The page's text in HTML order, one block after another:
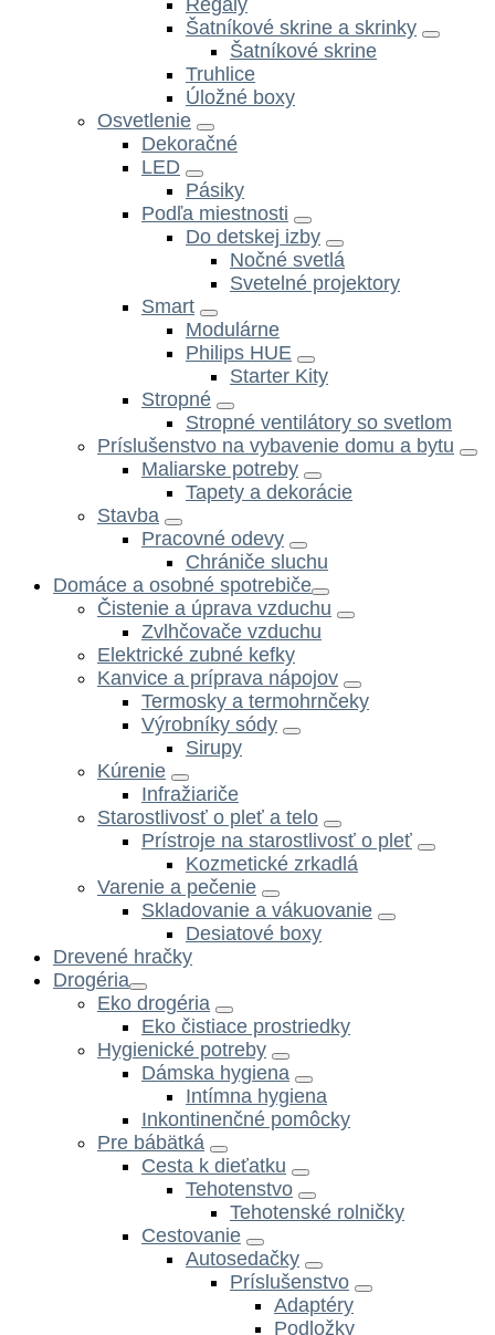
Regály
Šatníkové skrine a skrinky
Šatníkové skrine
Truhlice
Úložné boxy
Osvetlenie
Dekoračné
LED
Pásiky
Podľa miestnosti
Do detskej izby
Nočné svetlá
Svetelné projektory
Smart
Modulárne
Philips HUE
Starter Kity
Stropné
Stropné ventilátory so svetlom
Príslušenstvo na vybavenie domu a bytu
Maliarske potreby
Tapety a dekorácie
Stavba
Pracovné odevy
Chrániče sluchu
Domáce a osobné spotrebiče
Čistenie a úprava vzduchu
Zvlhčovače vzduchu
Elektrické zubné kefky
Kanvice a príprava nápojov
Termosky a termohrnčeky
Výrobníky sódy
Sirupy
Kúrenie
Infražiariče
Starostlivosť o pleť a telo
Prístroje na starostlivosť o pleť
Kozmetické zrkadlá
Varenie a pečenie
Skladovanie a vákuovanie
Desiatové boxy
Drevené hračky
Drogéria
Eko drogéria
Eko čistiace prostriedky
Hygienické potreby
Dámska hygiena
Intímna hygiena
Inkontinenčné pomôcky
Pre bábätká
Cesta k dieťatku
Tehotenstvo
Tehotenské rolničky
Cestovanie
Autosedačky
Príslušenstvo
Adaptéry
Podložky